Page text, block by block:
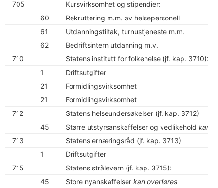
705
Kursvirksomhet og stipendier:
60
Rekruttering m.m. av helsepersonell
61
Utdanningstiltak, turnustjeneste m.m.
62
Bedriftsintern utdanning m.v.
710
Statens institutt for folkehelse (jf. kap. 3710):
1
Driftsutgifter
21
Formidlingsvirksomhet
21
Formidlingsvirksomhet
712
Statens helseundersøkelser (jf. kap. 3712):
45
Større utstyrsanskaffelser og vedlikehold kan
713
Statens ernæringsråd (jf. kap. 3713):
1
Driftsutgifter
715
Statens strålevern (jf. kap. 3715):
45
Store nyanskaffelser kan overføres